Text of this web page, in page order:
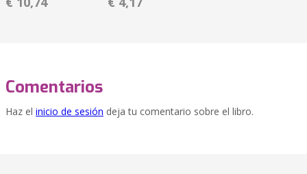
Comentarios
Haz el inicio de sesión deja tu comentario sobre el libro.